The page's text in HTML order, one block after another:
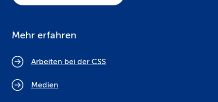
Mehr erfahren
Arbeiten bei der CSS
Medien